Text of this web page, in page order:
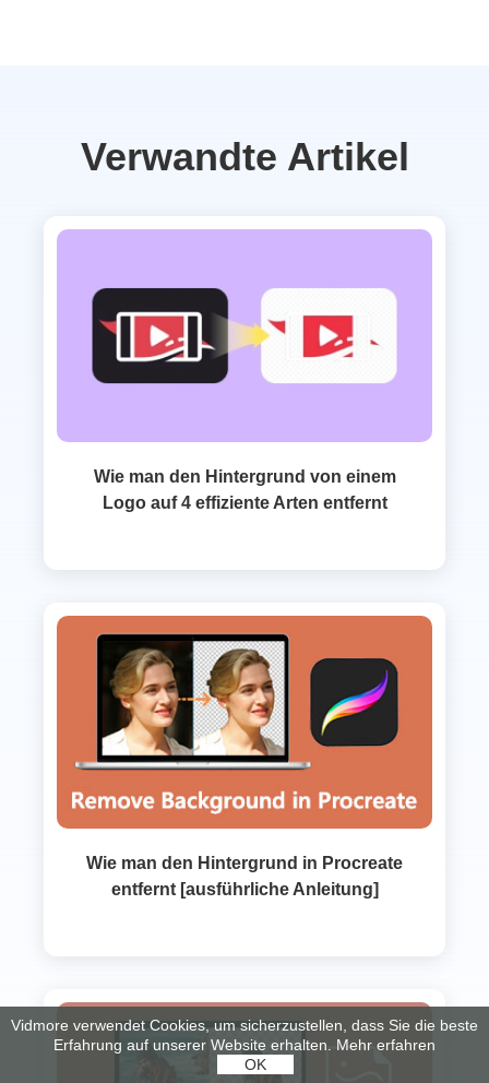
Verwandte Artikel
Wie man den Hintergrund von einem
Logo auf 4 effiziente Arten entfernt
Wie man den Hintergrund in Procreate
entfernt [ausführliche Anleitung]
Vidmore verwendet Cookies, um sicherzustellen, dass Sie die beste
Erfahrung auf unserer Website erhalten. Mehr erfahren
OK